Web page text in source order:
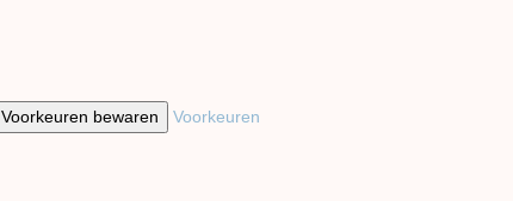
Voorkeuren bewaren
Voorkeuren